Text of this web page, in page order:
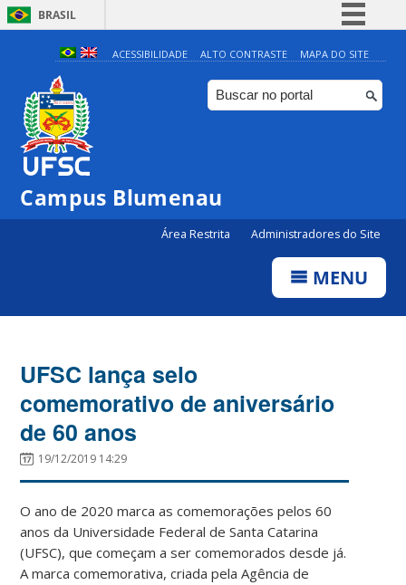
BRASIL
Simplifique!
Comunica BR
Participe
ACESSIBILIDADE ALTO CONTRASTE MAPA DO SITE
Campus Blumenau
Área Restrita Administradores do Site
MENU
UFSC lança selo
comemorativo de aniversário
de 60 anos
19/12/2019 14:29
O ano de 2020 marca as comemorações pelos 60
anos da Universidade Federal de Santa Catarina
(UFSC), que começam a ser comemorados desde já.
A marca comemorativa, criada pela Agência de